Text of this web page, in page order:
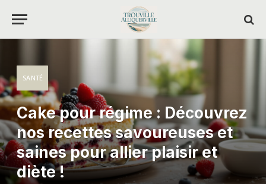
SANTÉ
Cake pour régime : Découvrez
nos recettes savoureuses et
saines pour allier plaisir et
diète !